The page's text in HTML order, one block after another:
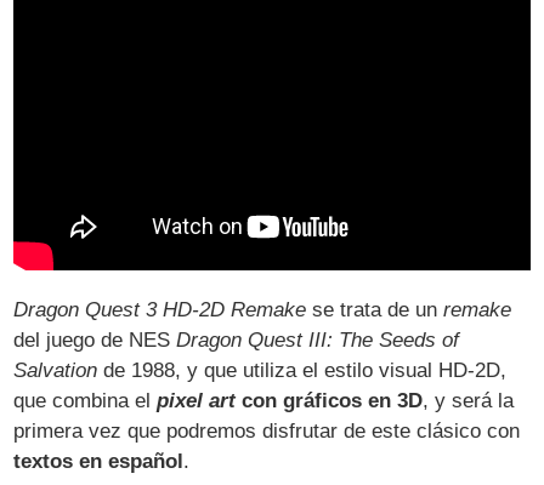
Dragon Quest 3 HD-2D Remake se trata de unremake
del juego de NESDragon Quest III: The Seeds of
Salvation de 1988, y que utiliza el estilo visual HD-2D,
que combina elpixel artcon gráficos en 3D, y será la
primera vez que podremos disfrutar de este clásico con
textos en español .